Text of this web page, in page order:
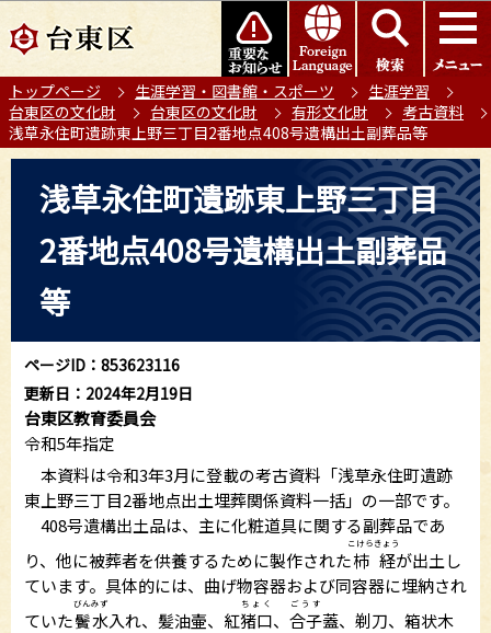
の
ー
ジ
の
このページの本文へ移動
トップページ 生涯学習・図書館・スポーツ
生涯学習
台東区の文化財
台東区の文化財 有形文化財
考古資料
浅草永住町遺跡東上野三丁目2番地点408号遺構出土副葬品等
浅草永住町遺跡東上野三丁目
2番地点408号遺構出土副葬品
等
ページID：853623116
更新日：2024年2月19日
台東区教育委員会
令和5年指定
本資料は令和3年3月に登載の考古資料「浅草永住町遺跡
東上野三丁目2番地点出土埋葬関係資料一括」の一部です。
408号遺構出土品は、主に化粧道具に関する副葬品であ
り、他に被葬者を供養するために製作された杮
こけら
経
きょう
が出土し
ています。具体的には、曲げ物容器および同容器に埋納され
ていた鬢
びん
水
みず
入れ、髪油壷、紅猪口
ちょく
、 合子
ごうす
蓋、剃刀、箱状木